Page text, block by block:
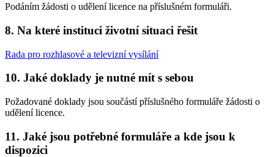
Podáním žádosti o udělení licence na příslušném formuláři.
8. Na které instituci životní situaci řešit
Rada pro rozhlasové a televizní vysílání
10. Jaké doklady je nutné mít s sebou
Požadované doklady jsou součástí příslušného formuláře žádosti o
udělení licence.
11. Jaké jsou potřebné formuláře a kde jsou k
dispozici